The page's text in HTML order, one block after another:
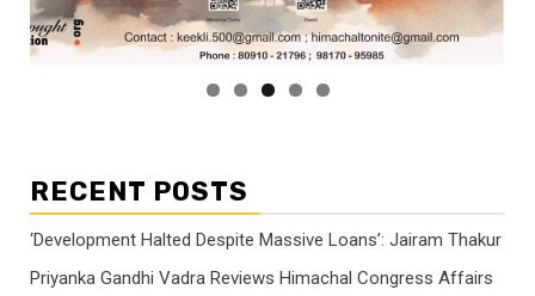
RECENT POSTS
‘Development Halted Despite Massive Loans’: Jairam Thakur
Priyanka Gandhi Vadra Reviews Himachal Congress Affairs